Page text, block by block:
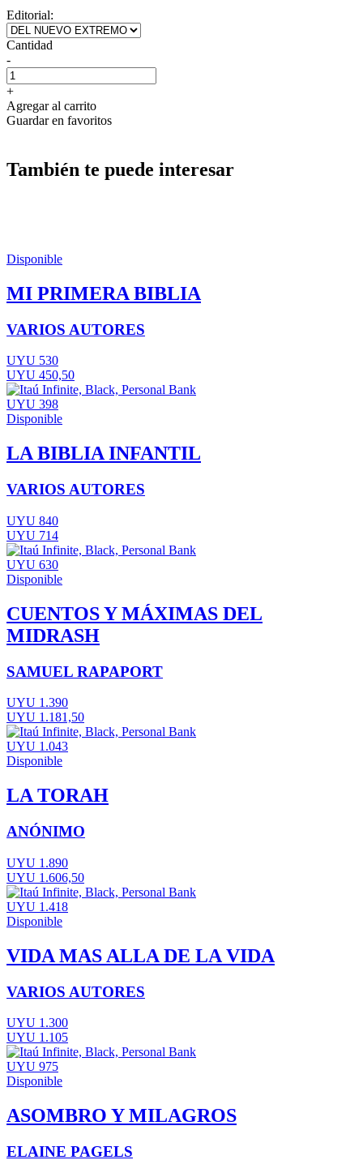
Editorial:
Cantidad
-
+
Agregar al carrito
Guardar en favoritos
También te puede interesar
Disponible
MI PRIMERA BIBLIA
VARIOS AUTORES
UYU 530
UYU 450,50
UYU 398
Disponible
LA BIBLIA INFANTIL
VARIOS AUTORES
UYU 840
UYU 714
UYU 630
Disponible
CUENTOS Y MÁXIMAS DEL
MIDRASH
SAMUEL RAPAPORT
UYU 1.390
UYU 1.181,50
UYU 1.043
Disponible
LA TORAH
ANÓNIMO
UYU 1.890
UYU 1.606,50
UYU 1.418
Disponible
VIDA MAS ALLA DE LA VIDA
VARIOS AUTORES
UYU 1.300
UYU 1.105
UYU 975
Disponible
ASOMBRO Y MILAGROS
ELAINE PAGELS